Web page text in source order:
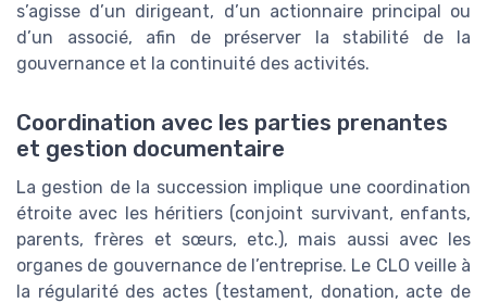
s’agisse d’un dirigeant, d’un actionnaire principal ou
d’un associé, afin de préserver la stabilité de la
gouvernance et la continuité des activités.
Coordination avec les parties prenantes
et gestion documentaire
La gestion de la succession implique une coordination
étroite avec les héritiers (conjoint survivant, enfants,
parents, frères et sœurs, etc.), mais aussi avec les
organes de gouvernance de l’entreprise. Le CLO veille à
la régularité des actes (testament, donation, acte de